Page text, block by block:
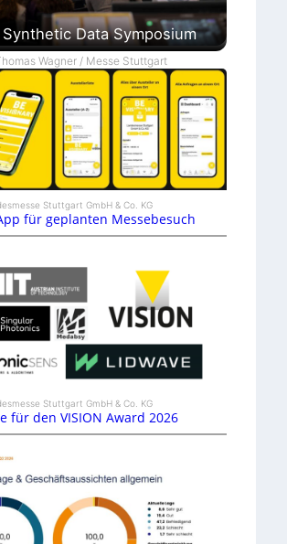
Data Symposium
Wagner / Messe Stuttgart
Stuttgart GmbH & Co. KG
für geplanten Messebesuch
Stuttgart GmbH & Co. KG
für den VISION Award 2026